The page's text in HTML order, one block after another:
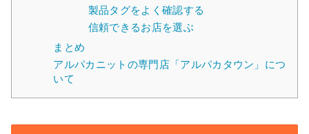
製品タグをよく確認する
信頼できるお店を選ぶ
まとめ
アルパカニットの専門店「アルパカタウン」につ
いて